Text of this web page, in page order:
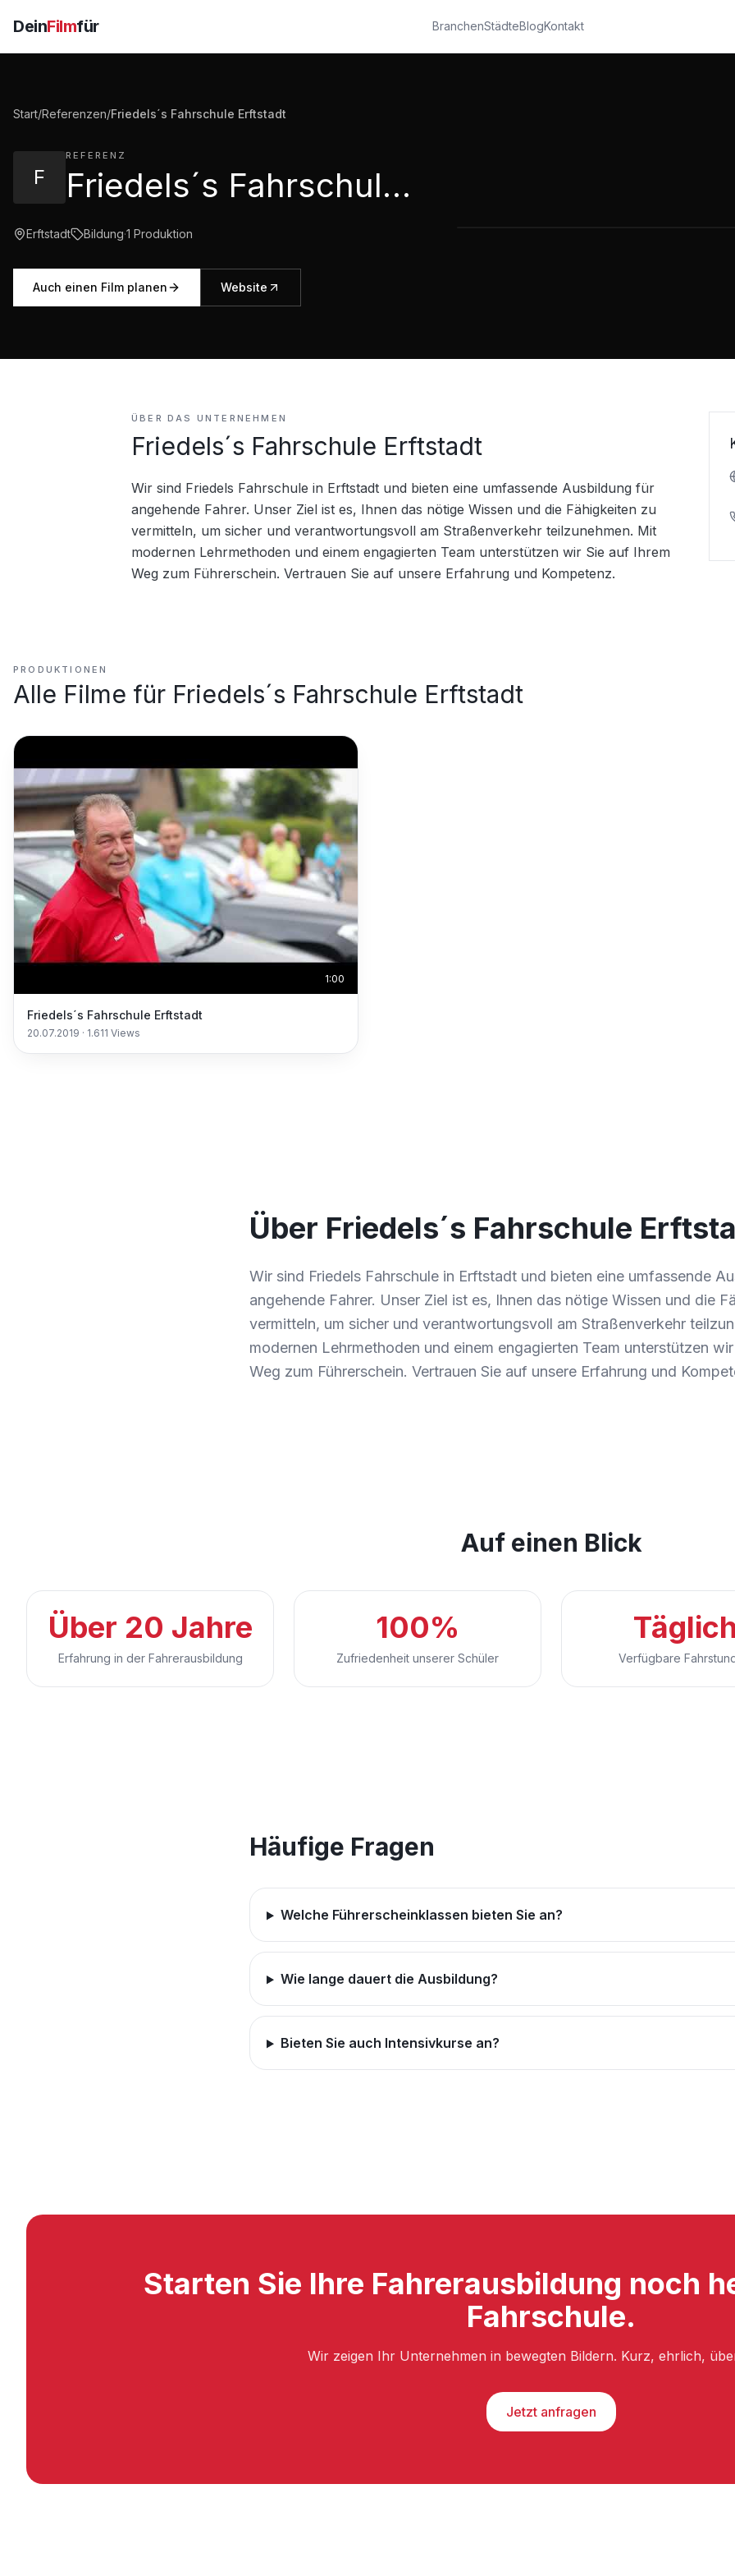
DeinFilmfür BranchenStädteBlogKontakt
Start/Referenzen/Friedels´s Fahrschule Erftstadt
F
REFERENZ
Friedels´s Fahrschule Erftstadt
Erftstadt Bildung·1 Produktion
Auch einen Film planen Website
ÜBER DAS UNTERNEHMEN
Friedels´s Fahrschule Erftstadt
Wir sind Friedels Fahrschule in Erftstadt und bieten eine umfassende Ausbildung für
angehende Fahrer. Unser Ziel ist es, Ihnen das nötige Wissen und die Fähigkeiten zu
vermitteln, um sicher und verantwortungsvoll am Straßenverkehr teilzunehmen. Mit
modernen Lehrmethoden und einem engagierten Team unterstützen wir Sie auf Ihrem
Weg zum Führerschein. Vertrauen Sie auf unsere Erfahrung und Kompetenz.
PRODUKTIONEN
Alle Filme für Friedels´s Fahrschule Erftstadt
1:00
Friedels´s Fahrschule Erftstadt
20.07.2019 · 1.611 Views
Über Friedels´s Fahrschule
Wir sind Friedels Fahrschule in Erftstadt und bieten eine umfassende
angehende Fahrer. Unser Ziel ist es, Ihnen das nötige Wissen und die
vermitteln, um sicher und verantwortungsvoll am Straßenverkehr
modernen Lehrmethoden und einem engagierten Team unterstützen
Weg zum Führerschein. Vertrauen Sie auf unsere Erfahrung und
Auf einen Blick
Über 20 Jahre
Erfahrung in der Fahrerausbildung
100%
Zufriedenheit unserer Schüler
Täglich
Verfügbare
Häufige Fragen
Welche Führerscheinklassen bieten Sie an?
Wie lange dauert die Ausbildung?
Bieten Sie auch Intensivkurse an?
Starten Sie Ihre Fahrerausbildung noch
Fahrschule.
Wir zeigen Ihr Unternehmen in bewegten Bildern. Kurz, ehrlich,
Jetzt anfragen